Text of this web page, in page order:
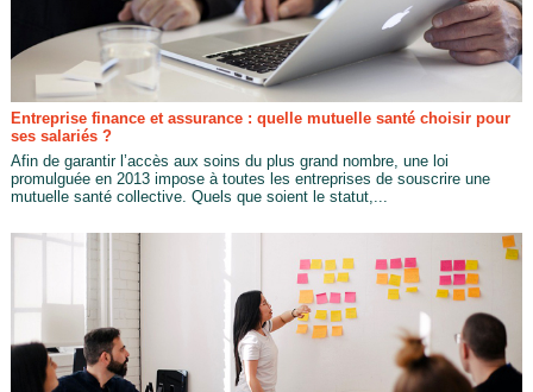
Entreprise finance et assurance : quelle mutuelle santé choisir pour
ses salariés ?
Afin de garantir l’accès aux soins du plus grand nombre, une loi
promulguée en 2013 impose à toutes les entreprises de souscrire une
mutuelle santé collective. Quels que soient le statut,...